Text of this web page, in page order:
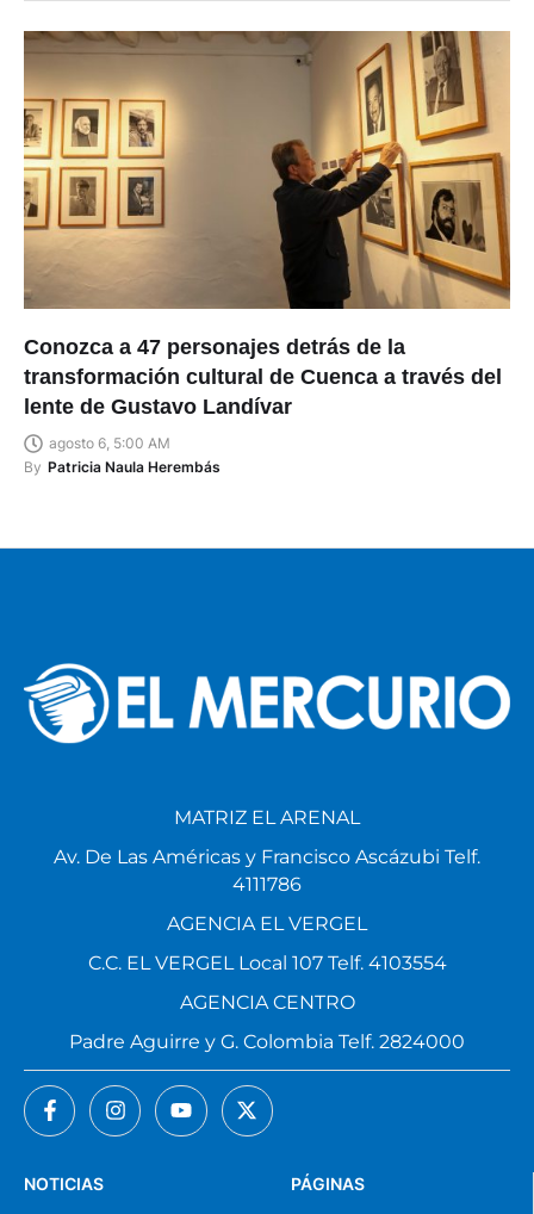
Conozca a 47 personajes detrás de la
transformación cultural de Cuenca a través del
lente de Gustavo Landívar
agosto 6, 5:00 AM
By Patricia Naula Herembás
PÁGINAS
NOTICIAS
MATRIZ EL ARENAL
Av. De Las Américas y Francisco Ascázubi Telf.
4111786
AGENCIA EL VERGEL
C.C. EL VERGEL Local 107 Telf. 4103554
AGENCIA CENTRO
Padre Aguirre y G. Colombia Telf. 2824000